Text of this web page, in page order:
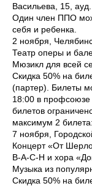
Васильева, 15,
Один член ППО
себя и ребенка.
2 ноября,
Театр оперы и
Мюзикл для всей
Скидка 50% на
(партер). Билеты
18:00 в профсоюзе
билетов
максимум 2
7 ноября,
Концерт «От
B-A-C-H и хора
Музыка из
Скидка 50% на